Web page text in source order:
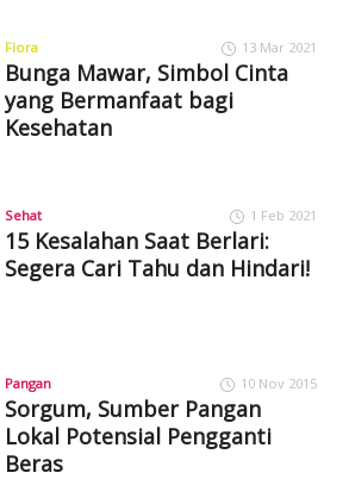
Flora 13 Mar 2021
Bunga Mawar, Simbol Cinta
yang Bermanfaat bagi
Kesehatan
Sehat 1 Feb 2021
15 Kesalahan Saat Berlari:
Segera Cari Tahu dan Hindari!
Pangan 10 Nov 2015
Sorgum, Sumber Pangan
Lokal Potensial Pengganti
Beras